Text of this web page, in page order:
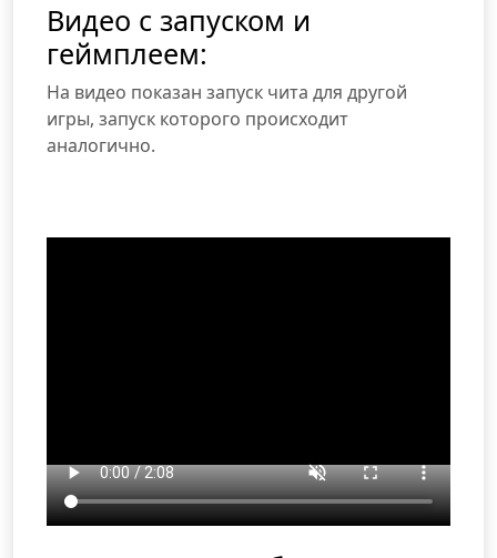
Видео с запуском и
геймплеем:
На видео показан запуск чита для другой
игры, запуск которого происходит
аналогично.